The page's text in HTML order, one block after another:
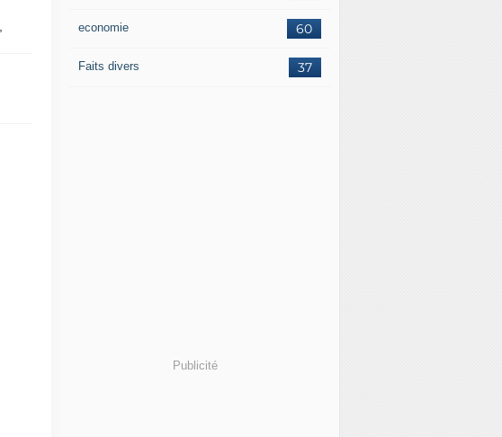
60
economie
37
Faits divers
Publicité